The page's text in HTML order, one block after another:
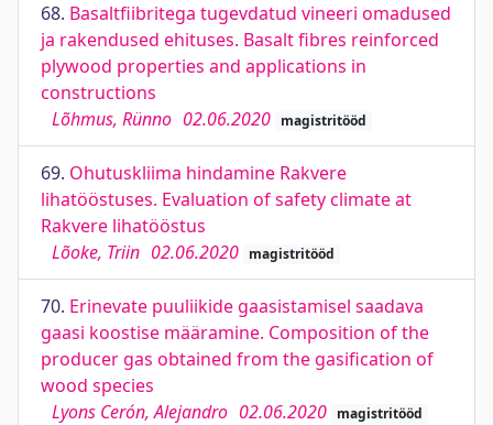
68. Basaltfiibritega tugevdatud vineeri omadused
ja rakendused ehituses. Basalt fibres reinforced
plywood properties and applications in
constructions
Lõhmus, Rünno 02.06.2020 magistritööd
69. Ohutuskliima hindamine Rakvere
lihatööstuses. Evaluation of safety climate at
Rakvere lihatööstus
Lõoke, Triin 02.06.2020 magistritööd
70. Erinevate puuliikide gaasistamisel saadava
gaasi koostise määramine. Composition of the
producer gas obtained from the gasification of
wood species
Lyons Cerón, Alejandro 02.06.2020 magistritööd